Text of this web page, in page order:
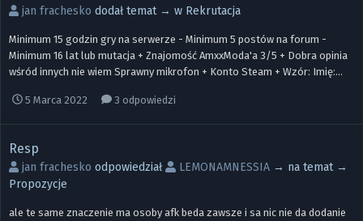
jan frachesko dodał temat → w Rekrutacja
Minimum 15 godzin gry na serwerze - Minimum 5 postów na forum -
Minimum 16 lat lub mutacja + Znajomość AmxxModa'a 3/5 + Dobra opinia
wśród innych nie wiem Sprawny mikrofon + Konto Steam + Wzór: Imię:...
5 Marca 2022 3 odpowiedzi
Resp
jan frachesko odpowiedział LEMONAMNESSIA→ na temat →
Propozycje
ale te same znaczenie ma osoby afk beda zawsze i sa nic nie da dodanie